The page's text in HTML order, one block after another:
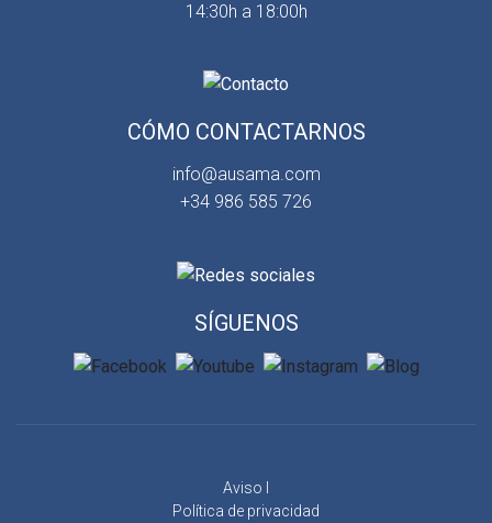
14:30h a 18:00h
CÓMO CONTACTARNOS
info@ausama.com
+34 986 585 726
SÍGUENOS
Aviso l
Política de privacidad